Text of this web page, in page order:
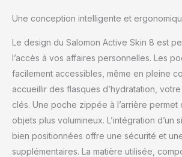
tous vos
portée de
vos sorties
sur distance
Compatible
système
Custom
Une conception intelligente et
Le design du Salomon Active Skin 8 est
l’accès à vos affaires personnelles. Les
facilement accessibles, même en pleine
accueillir des flasques d’hydratation,
clés. Une poche zippée à l’arrière permet
objets plus volumineux. L’intégration d’un
bien positionnées offre une sécurité et
supplémentaires. La matière utilisée,